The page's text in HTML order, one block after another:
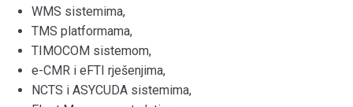
WMS sistemima,
TMS platformama,
TIMOCOM sistemom,
e-CMR i eFTI rješenjima,
NCTS i ASYCUDA sistemima,